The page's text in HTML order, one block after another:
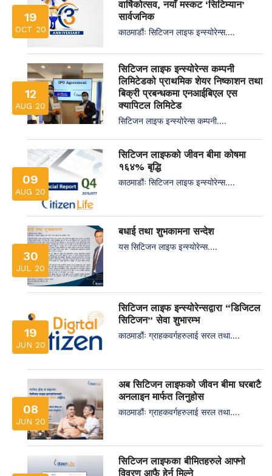
19
OCT 20
वार्षिकोत्सव, नयाँ मस्कट ‘सिटिम्यान’
सार्वजनिक
काठमाडौंः सिटिजन लाइफ इन्स्योरेन्स....
12
AUG 20
सिटिजन लाइफ इन्स्योरेन्स कम्पनी
लिमिटेडको प्राथमिक शेयर निष्काशन तथा
बिक्री प्रबन्धकमा एनआईबिएल एस
क्यापिटल लिमिटेड
सिटिजन लाइफ इन्स्योरेन्स कम्पनी....
09
AUG 20
सिटिजन लाइफको जीवन बीमा कोषमा
१६४% बृद्धि
काठमाडौंः सिटिजन लाइफ इन्स्योरेन्स....
30
JUL 20
बधाई तथा शुभकामना सन्देश
यस सिटिजन लाइफ इन्स्योरेन्स....
19
JUN 20
सिटिजन लाइफ इन्स्योरेन्सद्वारा “डिजिटल
सिटिजन” सेवा शुभारम्भ
काठमाडौंः ग्राहकवर्गहरुलाई सरल तथा....
08
JUN 20
अब सिटिजन लाइफको जीवन बीमा घरबाटै
अनलाइन मार्फत लिनुहोस
काठमाडौंः ग्राहकवर्गहरुलाई सरल तथा....
सिटिजन लाइफका बीमितहरुले आफ्नो
विवरण आफै हेर्न मिल्ने